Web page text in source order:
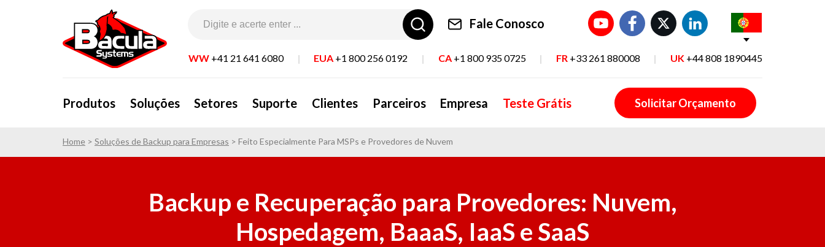
Produtos Soluções Setores Suporte Clientes Parceiros Empresa Teste Grátis Solicitar Orçamento
WW +41 21 641 6080 | EUA +1 800 256 0192 | CA +1 800 935 0725 | FR +33 261 880008 | UK +44 808 1890445
Fale Conosco
Home > Soluções de Backup para Empresas > Feito Especialmente Para MSPs e Provedores de Nuvem
Backup e Recuperação para Provedores: Nuvem,
Hospedagem, BaaaS, IaaS e SaaS